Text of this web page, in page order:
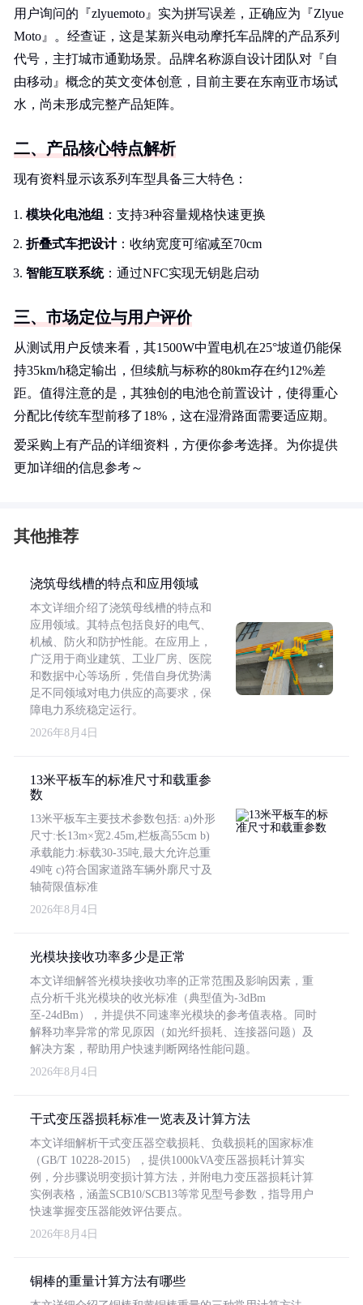
用户询问的『zlyuemoto』实为拼写误差，正确应为『Zlyue
Moto』。经查证，这是某新兴电动摩托车品牌的产品系列
代号，主打城市通勤场景。品牌名称源自设计团队对『自
由移动』概念的英文变体创意，目前主要在东南亚市场试
水，尚未形成完整产品矩阵。
二、产品核心特点解析
现有资料显示该系列车型具备三大特色：
模块化电池组 ：支持3种容量规格快速更换
折叠式车把设计：收纳宽度可缩减至70cm
智能互联系统：通过NFC实现无钥匙启动
三、市场定位与用户评价
从测试用户反馈来看，其1500W中置电机在25°坡道仍能保
持35km/h稳定输出，但续航与标称的80km存在约12%差
距。值得注意的是，其独创的电池仓前置设计，使得重心
分配比传统车型前移了18%，这在湿滑路面需要适应期。
爱采购上有产品的详细资料，方便你参考选择。为你提供
更加详细的信息参考～
其他推荐
浇筑母线槽的特点和应用领域
本文详细介绍了浇筑母线槽的特点和
应用领域。其特点包括良好的电气、
机械、防火和防护性能。在应用上，
广泛用于商业建筑、工业厂房、医院
和数据中心等场所，凭借自身优势满
足不同领域对电力供应的高要求，保
障电力系统稳定运行。
2026年8月4日
13米平板车的标准尺寸和载重参
数
13米平板车主要技术参数包括: a)外形
尺寸:长13m×宽2.45m,栏板高55cm b)
承载能力:标载30-35吨,最大允许总重
49吨 c)符合国家道路车辆外廓尺寸及
轴荷限值标准
2026年8月4日
光模块接收功率多少是正常
本文详细解答光模块接收功率的正常范围及影响因素，重
点分析千兆光模块的收光标准（典型值为-3dBm
至-24dBm），并提供不同速率光模块的参考值表格。同时
解释功率异常的常见原因（如光纤损耗、连接器问题）及
解决方案，帮助用户快速判断网络性能问题。
2026年8月4日
干式变压器损耗标准一览表及计算方法
本文详细解析干式变压器空载损耗、负载损耗的国家标准
（GB/T 10228-2015），提供1000kVA变压器损耗计算实
例，分步骤说明变损计算方法，并附电力变压器损耗计算
实例表格，涵盖SCB10/SCB13等常见型号参数，指导用户
快速掌握变压器能效评估要点。
2026年8月4日
铜棒的重量计算方法有哪些